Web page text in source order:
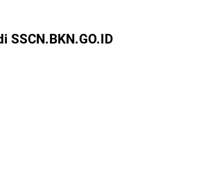
SSCN.BKN.GO.ID